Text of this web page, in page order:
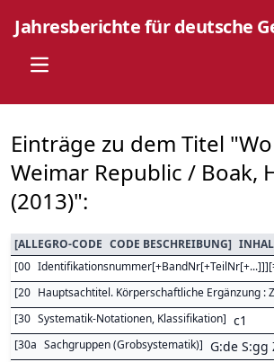
Jahresberichte für deutsche
Open main menu
Einträge zu dem Titel
Weimar Republic / Boak,
(2013)":
[ALLEGRO-CODE CODE BESCHREIBUNG]
[00
[20 Hauptsachtitel. Körperschaftliche Ergänzung :
[30 Systematik-Notationen, Klassifikation] c1
[30a Sachgruppen (Grobsystematik)] G:de S:gg